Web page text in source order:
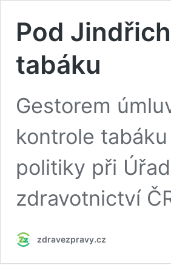
Pod
tabáku
Gestorem
kontrole
politiky při
zdravotnictví
zdravezpravy.cz